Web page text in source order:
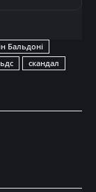
Бальдоні
скандал